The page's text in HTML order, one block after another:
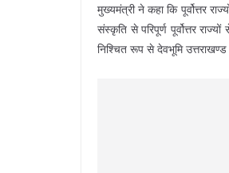
मुख्यमंत्री ने कहा कि पूर्वोत्तर
संस्कृति से परिपूर्ण पूर्वोत्तर
निश्चित रूप से देवभूमि उत्तराखण्ड